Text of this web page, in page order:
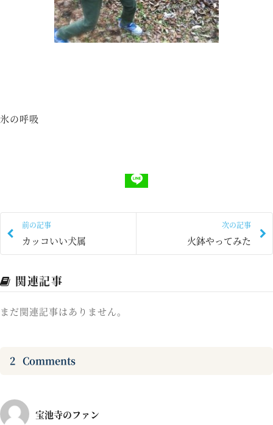
氷の呼吸
前の記事
カッコいい犬属
次の記事
火鉢やってみた
関連記事
まだ関連記事はありません。
2 Comments
宝池寺のファン